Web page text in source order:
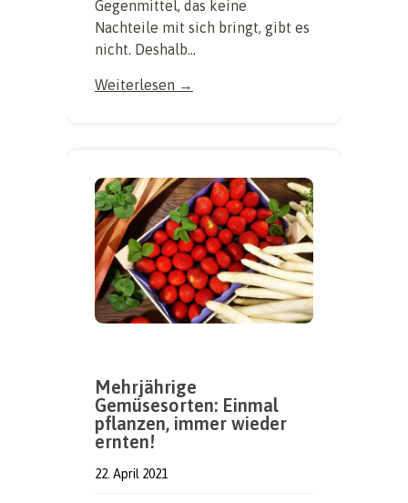
Gegenmittel, das keine
Nachteile mit sich bringt, gibt es
nicht. Deshalb...
Weiterlesen →
Mehrjährige
Gemüsesorten: Einmal
pflanzen, immer wieder
ernten!
22. April 2021